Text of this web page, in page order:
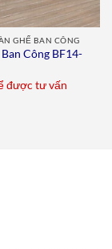
GHẾ BAN CÔNG
Công BF14-
được tư vấn